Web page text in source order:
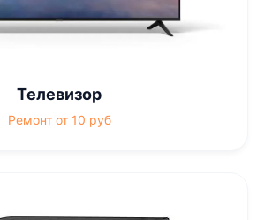
Телевизор
Ремонт от 10 руб